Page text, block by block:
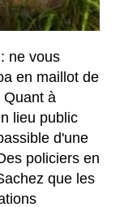
ne vous
en maillot de
Quant à
lieu public
d'une
policiers en
que les